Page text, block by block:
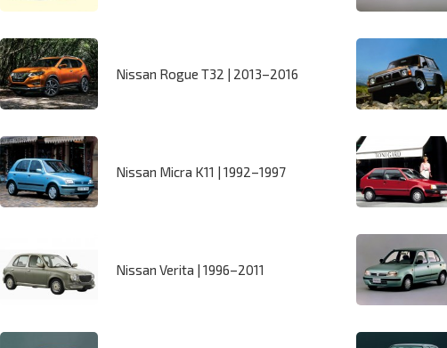
Nissan Rogue T32 | 2013–2016
Nissan Micra K11 | 1992–1997
Nissan Verita | 1996–2011